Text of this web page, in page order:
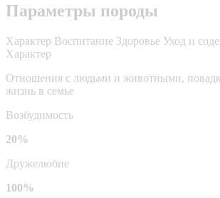
Параметры породы
Характер Воспитание Здоровье Уход и
Характер
Отношения с людьми и животными,
жизнь в семье
Возбудимость
20%
Дружелюбие
100%